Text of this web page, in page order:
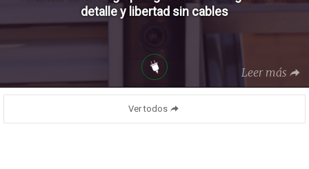
detalle y libertad sin cables
Leer más
Ver todos